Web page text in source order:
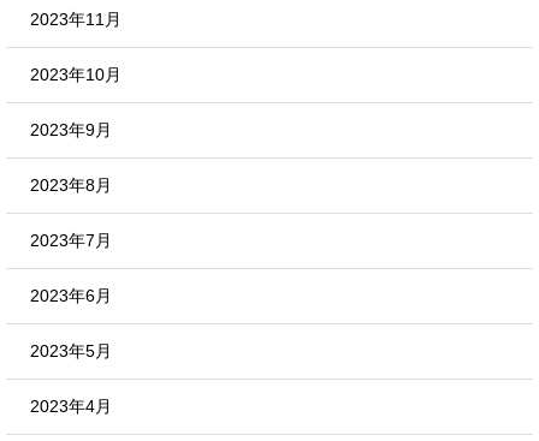
2023年11月
2023年10月
2023年9月
2023年8月
2023年7月
2023年6月
2023年5月
2023年4月